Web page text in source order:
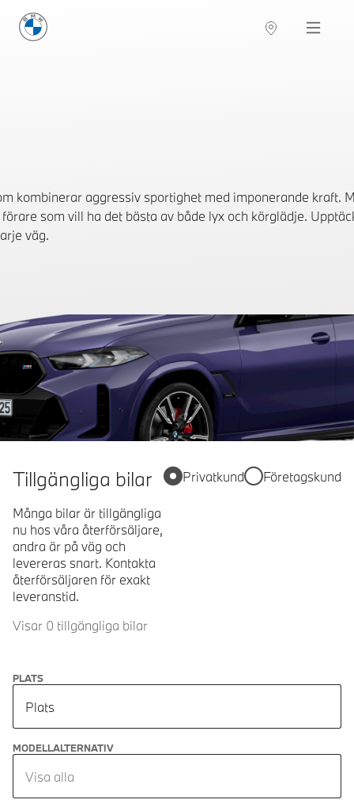
BMW Sverige Navigation
kombinerar aggressiv sportighet med imponerande kraft.
som vill ha det bästa av både lyx och körglädje.
väg.
Tillgängliga bilar
Många bilar är tillgängliga
nu hos våra återförsäljare,
andra är på väg och
levereras snart. Kontakta
återförsäljaren för exakt
leveranstid.
Visar 0 tillgängliga bilar
Privatkund Företagskund
PLATS
Plats
MODELLALTERNATIV
Visa alla